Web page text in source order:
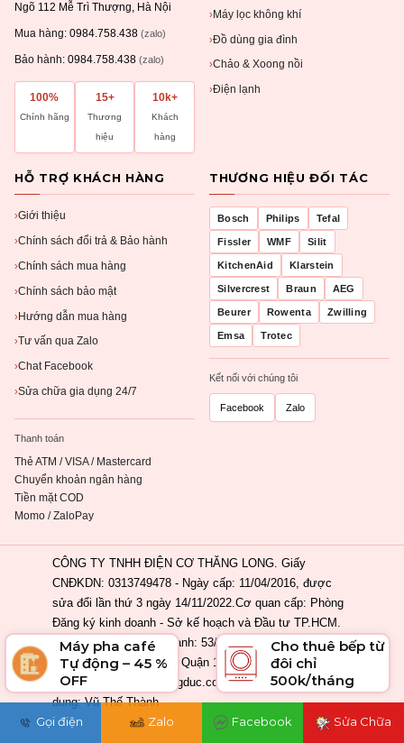
Ngõ 112 Mễ Trì Thượng, Hà Nội
Mua hàng: 0984.758.438 (zalo)
Bảo hành: 0984.758.438 (zalo)
100%
Chính hãng
15+
Thương
hiệu
10k+
Khách
hàng
›Máy lọc không khí
›Đồ dùng gia đình
›Chảo & Xoong nồi
›Điện lạnh
HỖ TRỢ KHÁCH HÀNG
›Giới thiệu
›Chính sách đổi trả & Bảo hành
›Chính sách mua hàng
›Chính sách bảo mật
›Hướng dẫn mua hàng
›Tư vấn qua Zalo
›Chat Facebook
›Sửa chữa gia dụng 24/7
Thanh toán
Thẻ ATM / VISA / Mastercard
Chuyển khoản ngân hàng
Tiền mặt COD
Momo / ZaloPay
THƯƠNG HIỆU ĐỐI TÁC
Bosch Philips Tefal
Fissler WMF Silit
KitchenAid Klarstein
Silvercrest Braun AEG
Beurer Rowenta Zwilling
Emsa Trotec
Kết nối với chúng tôi
Facebook Zalo
CÔNG TY TNHH ĐIỆN CƠ THĂNG LONG. Giấy
CNĐKDN: 0313749478 - Ngày cấp: 11/04/2016, được
sửa đổi lần thứ 3 ngày 14/11/2022.Cơ quan cấp: Phòng
Đăng ký kinh doanh - Sở kế hoạch và Đầu tư TP.HCM.
Địa chỉ đăng ký kinh doanh: 53/2 Nguyễn Khắc Nhu,
Phường Cầu Ông Lãnh, Quận 1, Tp. Hồ Chí Minh, Việt
Nam. Email: info@ahangduc.com. Chịu trách nhiệm nội
dung: Vũ Thế Thành
Máy pha café
Tự động – 45 %
OFF
Cho thuê bếp từ
đôi chỉ
500k/tháng
Gọi điện Zalo Facebook Sửa Chữa